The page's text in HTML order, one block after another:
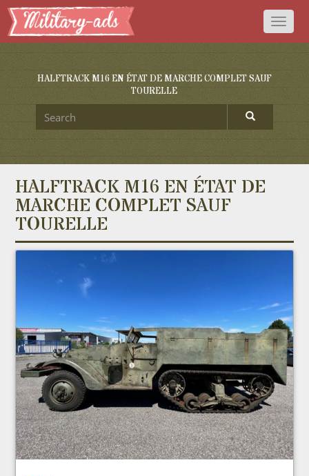
Toggle
HALFTRACK M16 EN ÉTAT DE MARCHE COMPLET SAUF
TOURELLE
HALFTRACK M16 EN ÉTAT DE
MARCHE COMPLET SAUF
TOURELLE